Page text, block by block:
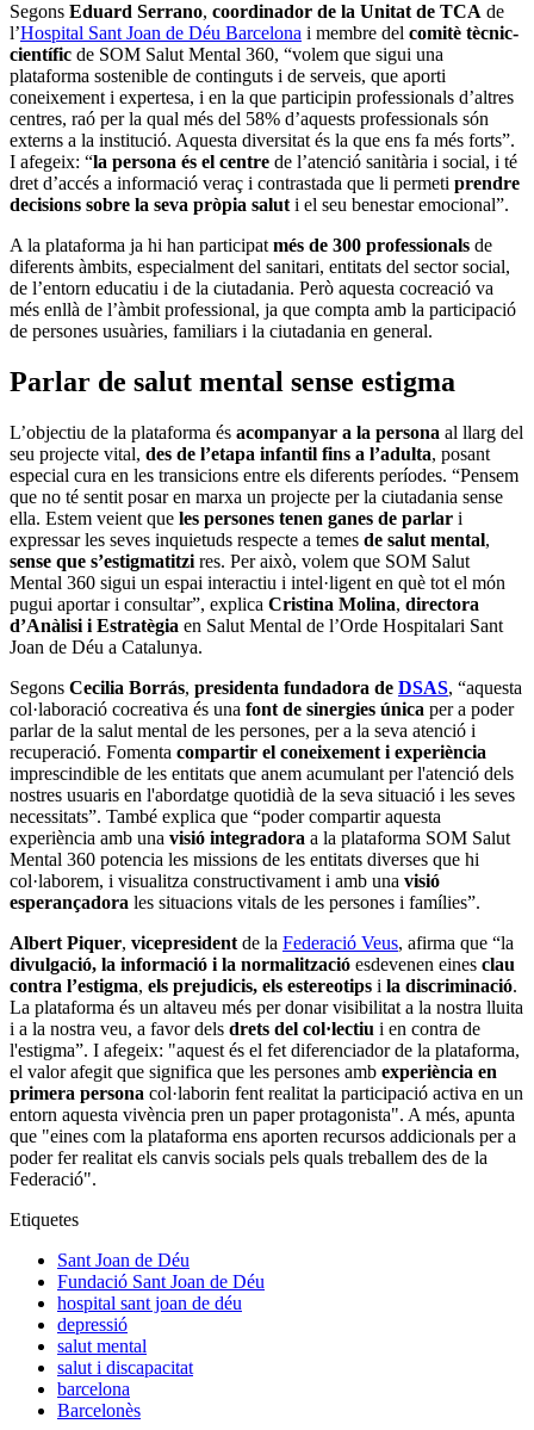
Segons Eduard Serrano, coordinador de la Unitat de TCA de
l’Hospital Sant Joan de Déu Barcelona i membre del comitè tècnic-
científic de SOM Salut Mental 360, “volem que sigui una
plataforma sostenible de continguts i de serveis, que aporti
coneixement i expertesa, i en la que participin professionals d’altres
centres, raó per la qual més del 58% d’aquests professionals són
externs a la institució. Aquesta diversitat és la que ens fa més forts”.
I afegeix: “la persona és el centre de l’atenció sanitària i social, i té
dret d’accés a informació veraç i contrastada que li permeti prendre
decisions sobre la seva pròpia salut i el seu benestar emocional”.
A la plataforma ja hi han participat més de 300 professionals de
diferents àmbits, especialment del sanitari, entitats del sector social,
de l’entorn educatiu i de la ciutadania. Però aquesta cocreació va
més enllà de l’àmbit professional, ja que compta amb la participació
de persones usuàries, familiars i la ciutadania en general.
Parlar de salut mental sense estigma
L’objectiu de la plataforma és acompanyar a la persona al llarg del
seu projecte vital, des de l’etapa infantil fins a l’adulta, posant
especial cura en les transicions entre els diferents períodes. “Pensem
que no té sentit posar en marxa un projecte per la ciutadania sense
ella. Estem veient que les persones tenen ganes de parlar i
expressar les seves inquietuds respecte a temes de salut mental,
sense que s’estigmatitzi res. Per això, volem que SOM Salut
Mental 360 sigui un espai interactiu i intel·ligent en què tot el món
pugui aportar i consultar”, explica Cristina Molina, directora
d’Anàlisi i Estratègia en Salut Mental de l’Orde Hospitalari Sant
Joan de Déu a Catalunya.
Segons Cecilia Borrás, presidenta fundadora de DSAS, “aquesta
col·laboració cocreativa és una font de sinergies única per a poder
parlar de la salut mental de les persones, per a la seva atenció i
recuperació. Fomenta compartir el coneixement i experiència
imprescindible de les entitats que anem acumulant per l'atenció dels
nostres usuaris en l'abordatge quotidià de la seva situació i les seves
necessitats”. També explica que “poder compartir aquesta
experiència amb una visió integradora a la plataforma SOM Salut
Mental 360 potencia les missions de les entitats diverses que hi
col·laborem, i visualitza constructivament i amb una visió
esperançadora les situacions vitals de les persones i famílies”.
Albert Piquer, vicepresident de la Federació Veus, afirma que “la
divulgació, la informació i la normalització esdevenen eines clau
contra l’estigma, els prejudicis, els estereotips i la discriminació.
La plataforma és un altaveu més per donar visibilitat a la nostra lluita
i a la nostra veu, a favor dels drets del col·lectiu i en contra de
l'estigma”. I afegeix: "aquest és el fet diferenciador de la plataforma,
el valor afegit que significa que les persones amb experiència en
primera persona col·laborin fent realitat la participació activa en un
entorn aquesta vivència pren un paper protagonista". A més, apunta
que "eines com la plataforma ens aporten recursos addicionals per a
poder fer realitat els canvis socials pels quals treballem des de la
Federació".
Etiquetes
Sant Joan de Déu
Fundació Sant Joan de Déu
hospital sant joan de déu
depressió
salut mental
salut i discapacitat
barcelona
Barcelonès